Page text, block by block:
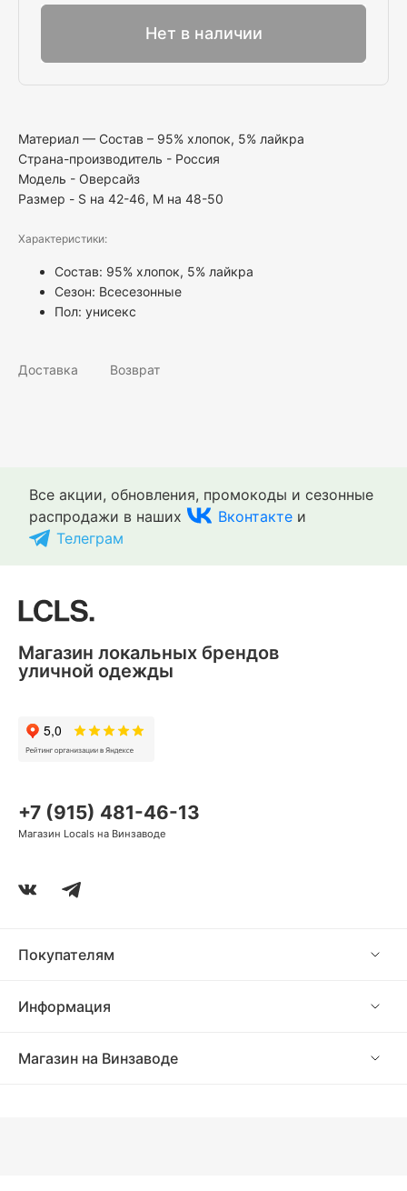
Нет в наличии
Материал — Состав – 95% хлопок, 5% лайкра
Страна-производитель - Россия
Модель - Оверсайз
Размер - S на 42-46, М на 48-50
Характеристики:
Состав: 95% хлопок, 5% лайкра
Сезон: Всесезонные
Пол: унисекс
Доставка Возврат
Все акции, обновления, промокоды и сезонные
распродажи в наших
Вконтакте и
Телеграм
Покупателям
Информация
Магазин на Винзаводе
+7 (915) 481-46-13
Магазин Locals на Винзаводе
Магазин локальных брендов
уличной одежды